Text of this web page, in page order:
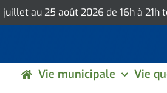
juillet au 25 août 2026 de 16h à
Vie municipale Vie